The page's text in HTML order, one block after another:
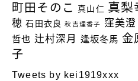
町田そのこ 真山仁 真梨
穂 石田衣良 秋吉理香子 窪美澄
哲也 辻村深月 逢坂冬馬 金
子
Tweets by kei1919xxx